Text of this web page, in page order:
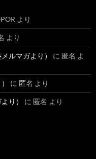
より
より
ルマガより） に 匿名 よ
に 匿名 より
り） に 匿名 より